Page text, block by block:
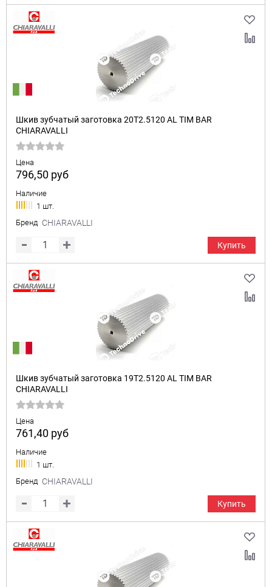
Шкив зубчатый заготовка 20T2.5120 AL TIM BAR
CHIARAVALLI
Цена
796,50 руб
Наличие
1 шт.
Бренд CHIARAVALLI
Купить
Шкив зубчатый заготовка 19T2.5120 AL TIM BAR
CHIARAVALLI
Цена
761,40 руб
Наличие
1 шт.
Бренд CHIARAVALLI
Купить